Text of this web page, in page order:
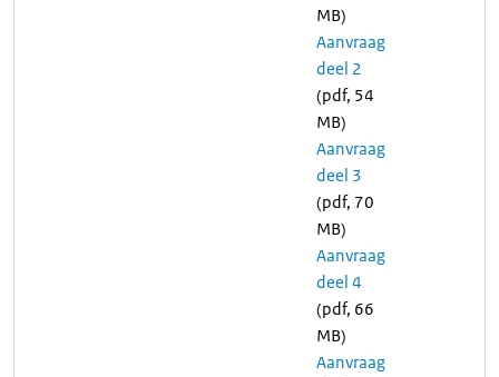
MB)
Aanvraag
deel 2
(pdf, 54
MB)
Aanvraag
deel 3
(pdf, 70
MB)
Aanvraag
deel 4
(pdf, 66
MB)
Aanvraag